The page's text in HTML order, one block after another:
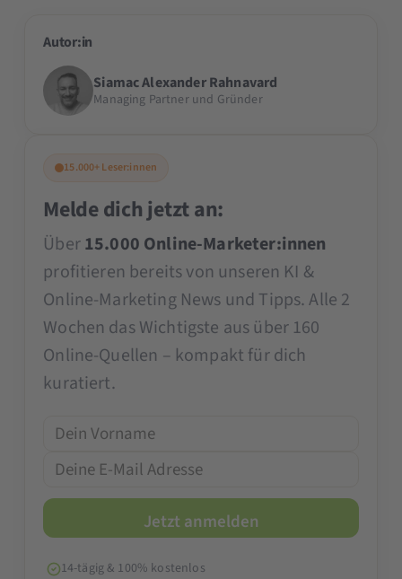
Autor:in
Siamac Alexander Rahnavard
Managing Partner und Gründer
15.000+ Leser:innen
Melde dich jetzt an:
Über15.000 Online-Marketer:innen
profitieren bereits von unseren KI &
Online-Marketing News und Tipps. Alle 2
Wochen das Wichtigste aus über 160
Online-Quellen – kompakt für dich
kuratiert.
14-tägig & 100% kostenlos